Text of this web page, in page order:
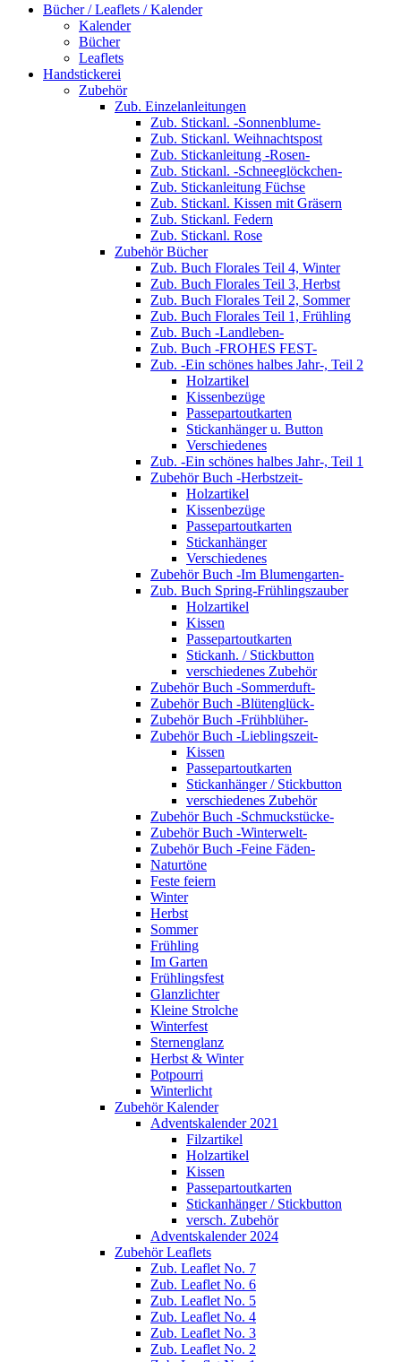
Bücher / Leaflets / Kalender
Kalender
Bücher
Leaflets
Handstickerei
Zubehör
Zub. Einzelanleitungen
Zub. Stickanl. -Sonnenblume-
Zub. Stickanl. Weihnachtspost
Zub. Stickanleitung -Rosen-
Zub. Stickanl. -Schneeglöckchen-
Zub. Stickanleitung Füchse
Zub. Stickanl. Kissen mit Gräsern
Zub. Stickanl. Federn
Zub. Stickanl. Rose
Zubehör Bücher
Zub. Buch Florales Teil 4, Winter
Zub. Buch Florales Teil 3, Herbst
Zub. Buch Florales Teil 2, Sommer
Zub. Buch Florales Teil 1, Frühling
Zub. Buch -Landleben-
Zub. Buch -FROHES FEST-
Zub. -Ein schönes halbes Jahr-, Teil 2
Holzartikel
Kissenbezüge
Passepartoutkarten
Stickanhänger u. Button
Verschiedenes
Zub. -Ein schönes halbes Jahr-, Teil 1
Zubehör Buch -Herbstzeit-
Holzartikel
Kissenbezüge
Passepartoutkarten
Stickanhänger
Verschiedenes
Zubehör Buch -Im Blumengarten-
Zub. Buch Spring-Frühlingszauber
Holzartikel
Kissen
Passepartoutkarten
Stickanh. / Stickbutton
verschiedenes Zubehör
Zubehör Buch -Sommerduft-
Zubehör Buch -Blütenglück-
Zubehör Buch -Frühblüher-
Zubehör Buch -Lieblingszeit-
Kissen
Passepartoutkarten
Stickanhänger / Stickbutton
verschiedenes Zubehör
Zubehör Buch -Schmuckstücke-
Zubehör Buch -Winterwelt-
Zubehör Buch -Feine Fäden-
Naturtöne
Feste feiern
Winter
Herbst
Sommer
Frühling
Im Garten
Frühlingsfest
Glanzlichter
Kleine Strolche
Winterfest
Sternenglanz
Herbst & Winter
Potpourri
Winterlicht
Zubehör Kalender
Adventskalender 2021
Filzartikel
Holzartikel
Kissen
Passepartoutkarten
Stickanhänger / Stickbutton
versch. Zubehör
Adventskalender 2024
Zubehör Leaflets
Zub. Leaflet No. 7
Zub. Leaflet No. 6
Zub. Leaflet No. 5
Zub. Leaflet No. 4
Zub. Leaflet No. 3
Zub. Leaflet No. 2